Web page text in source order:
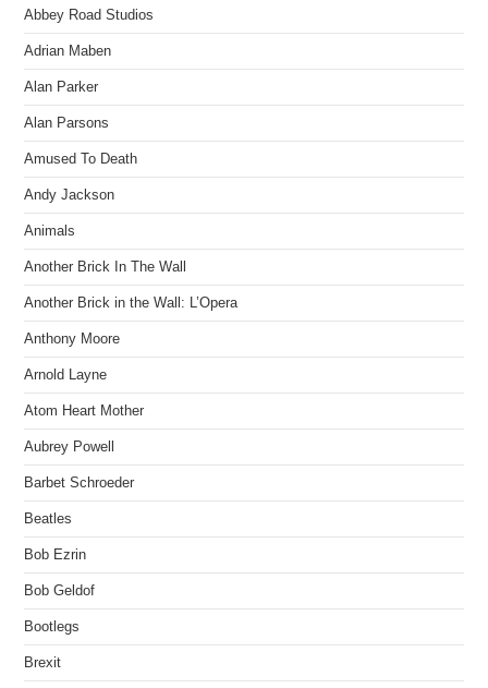
Abbey Road Studios
Adrian Maben
Alan Parker
Alan Parsons
Amused To Death
Andy Jackson
Animals
Another Brick In The Wall
Another Brick in the Wall: L’Opera
Anthony Moore
Arnold Layne
Atom Heart Mother
Aubrey Powell
Barbet Schroeder
Beatles
Bob Ezrin
Bob Geldof
Bootlegs
Brexit